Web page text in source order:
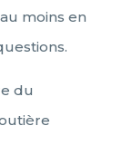
moins en
du